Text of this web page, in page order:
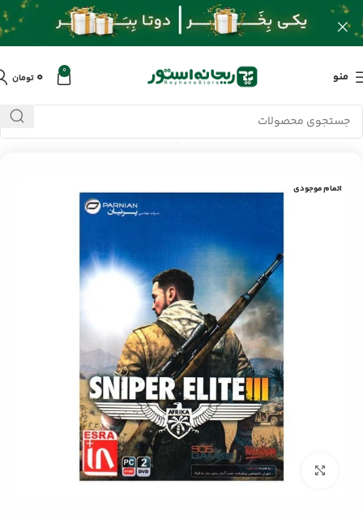
منو 0 ۰ تومان
خانه/محصولات/کامپیوتر و لپ تاپ/
Sniper ELITE III PC
اتمام موجودی
بزرگنمایی تصویر